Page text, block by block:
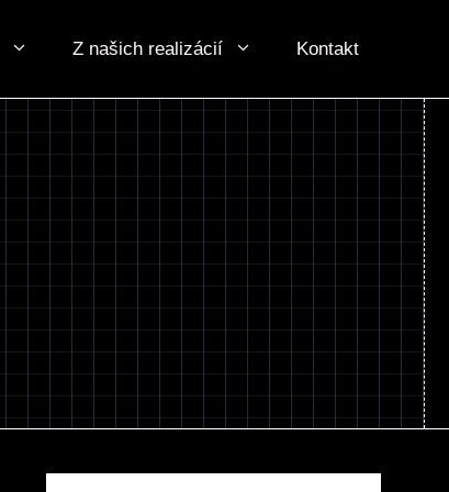
Z našich realizácií Kontakt